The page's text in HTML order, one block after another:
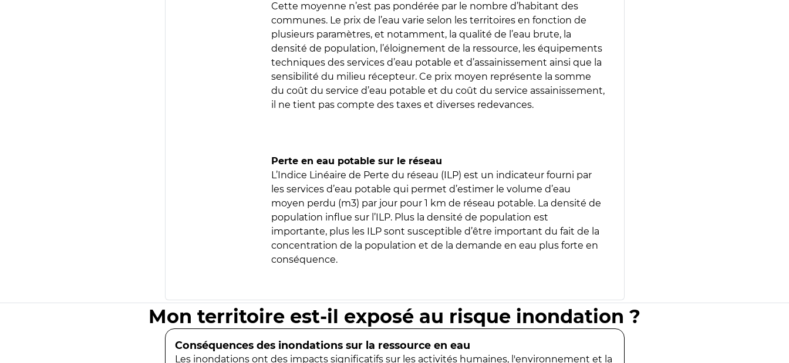
Cette moyenne n’est pas pondérée par le nombre d’habitant des
communes. Le prix de l’eau varie selon les territoires en fonction de
plusieurs paramètres, et notamment, la qualité de l’eau brute, la
densité de population, l’éloignement de la ressource, les équipements
techniques des services d’eau potable et d’assainissement ainsi que la
sensibilité du milieu récepteur. Ce prix moyen représente la somme
du coût du service d’eau potable et du coût du service assainissement,
il ne tient pas compte des taxes et diverses redevances.
Perte en eau potable sur le réseau
L’Indice Linéaire de Perte du réseau (ILP) est un indicateur fourni par
les services d’eau potable qui permet d’estimer le volume d’eau
moyen perdu (m3) par jour pour 1 km de réseau potable. La densité de
population influe sur l’ILP. Plus la densité de population est
importante, plus les ILP sont susceptible d’être important du fait de la
concentration de la population et de la demande en eau plus forte en
conséquence.
Mon territoire est-il exposé au risque inondation ?
Conséquences des inondations sur la ressource en eau
Les inondations ont des impacts significatifs sur les activités humaines, l'environnement et la